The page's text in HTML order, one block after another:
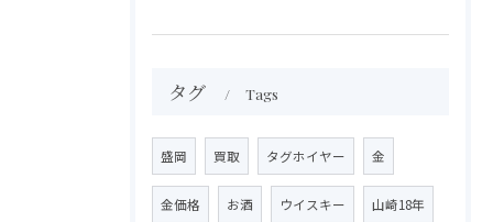
タグ Tags
盛岡 買取 タグホイヤー 金
金価格 お酒 ウイスキー 山崎18年